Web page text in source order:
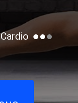
Cardio